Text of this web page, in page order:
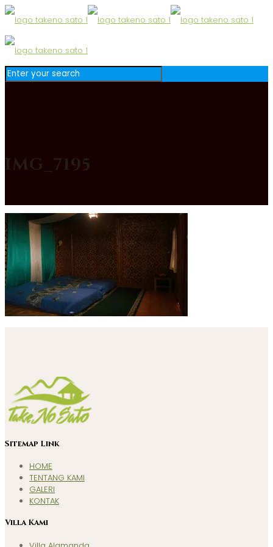
IMG_7195
Sitemap Link
HOME
TENTANG KAMI
GALERI
KONTAK
Villa Kami